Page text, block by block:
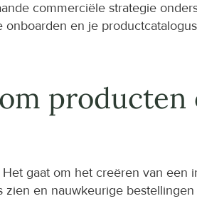
commerciële strategie
en je
gaat om het creëren van een
en nauwkeurige